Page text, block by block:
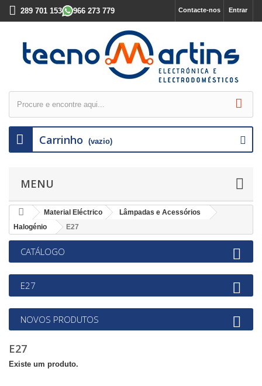
Entrar
Contacte-nos
289 701 153 966 273 779
Carrinho (vazio)
MENU
Material Eléctrico
Lâmpadas e Acessórios
Halogénio
E27
CATÁLOGO
E27
NOVOS PRODUTOS
E27
Existe um produto.